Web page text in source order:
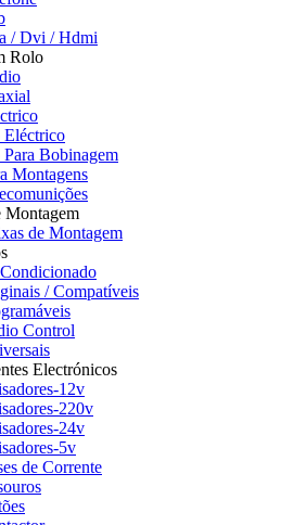
/ Dvi / Hdmi
Rolo
Eléctrico
Bobinagem
Montagens
Montagem
de Montagem
/ Compatíveis
Control
Electrónicos
12v
220v
24v
5v
de Corrente